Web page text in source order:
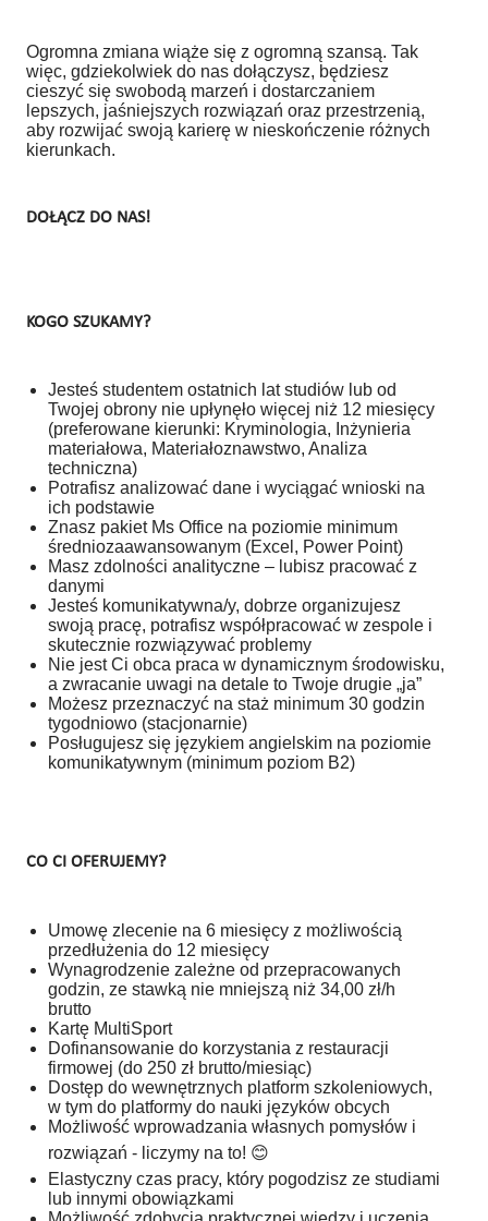
Ogromna zmiana wiąże się z ogromną szansą. Tak
więc, gdziekolwiek do nas dołączysz, będziesz
cieszyć się swobodą marzeń i dostarczaniem
lepszych, jaśniejszych rozwiązań oraz przestrzenią,
aby rozwijać swoją karierę w nieskończenie różnych
kierunkach.
DOŁĄCZ DO NAS!
KOGO SZUKAMY?
Jesteś studentem ostatnich lat studiów lub od
Twojej obrony nie upłynęło więcej niż 12 miesięcy
(preferowane kierunki: Kryminologia, Inżynieria
materiałowa, Materiałoznawstwo, Analiza
techniczna)
Potrafisz analizować dane i wyciągać wnioski na
ich podstawie
Znasz pakiet Ms Office na poziomie minimum
średniozaawansowanym (Excel, Power Point)
Masz zdolności analityczne – lubisz pracować z
danymi
Jesteś komunikatywna/y, dobrze organizujesz
swoją pracę, potrafisz współpracować w zespole i
skutecznie rozwiązywać problemy
Nie jest Ci obca praca w dynamicznym środowisku,
a zwracanie uwagi na detale to Twoje drugie „ja”
Możesz przeznaczyć na staż minimum 30 godzin
tygodniowo (stacjonarnie)
Posługujesz się językiem angielskim na poziomie
komunikatywnym (minimum poziom B2)
CO CI OFERUJEMY?
Umowę zlecenie na 6 miesięcy z możliwością
przedłużenia do 12 miesięcy
Wynagrodzenie zależne od przepracowanych
godzin, ze stawką nie mniejszą niż 34,00 zł/h
brutto
Kartę MultiSport
Dofinansowanie do korzystania z restauracji
firmowej (do 250 zł brutto/miesiąc)
Dostęp do wewnętrznych platform szkoleniowych,
w tym do platformy do nauki języków obcych
Możliwość wprowadzania własnych pomysłów i
rozwiązań - liczymy na to! 😊
Elastyczny czas pracy, który pogodzisz ze studiami
lub innymi obowiązkami